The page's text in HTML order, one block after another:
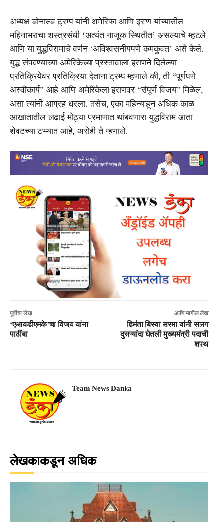
अध्यक्ष डोनाल्ड ट्रम्प यांनी अमेरिका आणि इराण यांच्यातील
महिनाभराचा शस्त्रसंधी ‘अत्यंत नाजूक स्थितीत’ असल्याचे म्हटले
आणि या युद्धविरामाचे वर्णन ‘अविश्वसनीयपणे कमकुवत’ असे केले.
युद्ध संपवण्याच्या अमेरिकेच्या प्रस्तावाला इराणने दिलेल्या
प्रतिक्रियेवर प्रतिक्रिया देताना ट्रम्प म्हणाले की, ती “पूर्णपणे
अस्वीकार्य” आहे आणि अमेरिकेला इराणवर “संपूर्ण विजय” मिळेल,
असा त्यांनी आग्रह धरला. तसेच, एका महिन्याहून अधिक काळ
आखातातील लढाई मोठ्या प्रमाणात थांबवणारा युद्धविराम आता
शेवटच्या टप्प्यात आहे, असेही ते म्हणाले.
पूर्वीचा लेख
‘एआयडीएमके’चा विजय यांना
पाठींबा
आणि मागील लेख
हिमंता बिस्वा सरमा यांनी सलग
दुसऱ्यांदा घेतली मुख्यमंत्री पदाची
शपथ
Team News Danka
लेखकाकडून अधिक